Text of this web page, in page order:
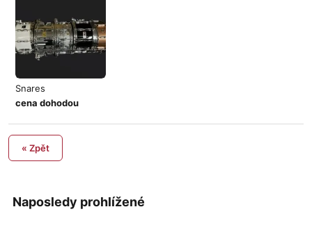
Naposledy prohlížené
Snares
cena dohodou
« Zpět